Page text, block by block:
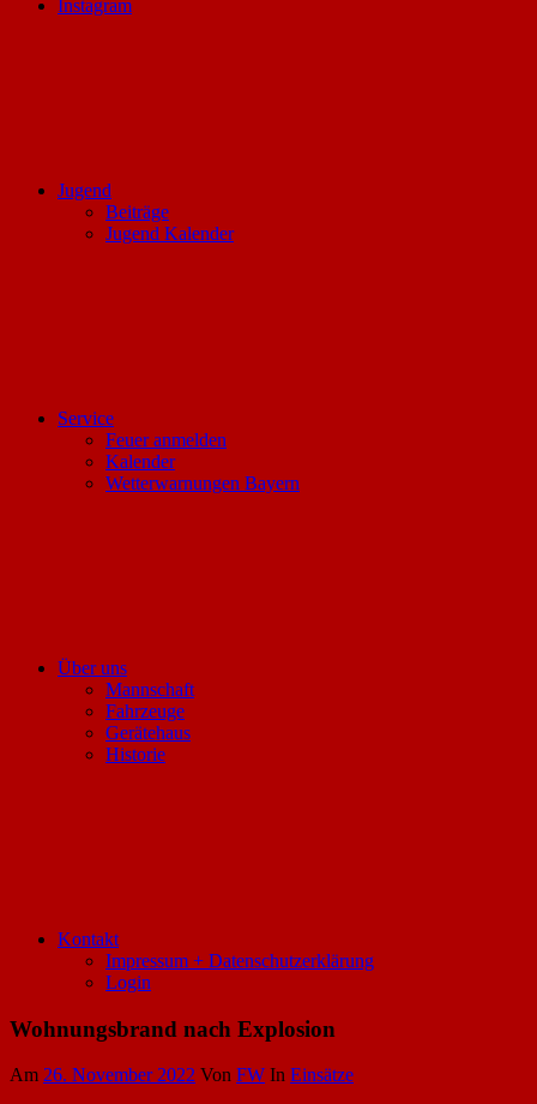
Instagram
Jugend
Beiträge
Jugend Kalender
Service
Feuer anmelden
Kalender
Wetterwarnungen Bayern
Über uns
Mannschaft
Fahrzeuge
Gerätehaus
Historie
Kontakt
Impressum + Datenschutzerklärung
Login
Wohnungsbrand nach Explosion
Am 26. November 2022 Von FW In Einsätze